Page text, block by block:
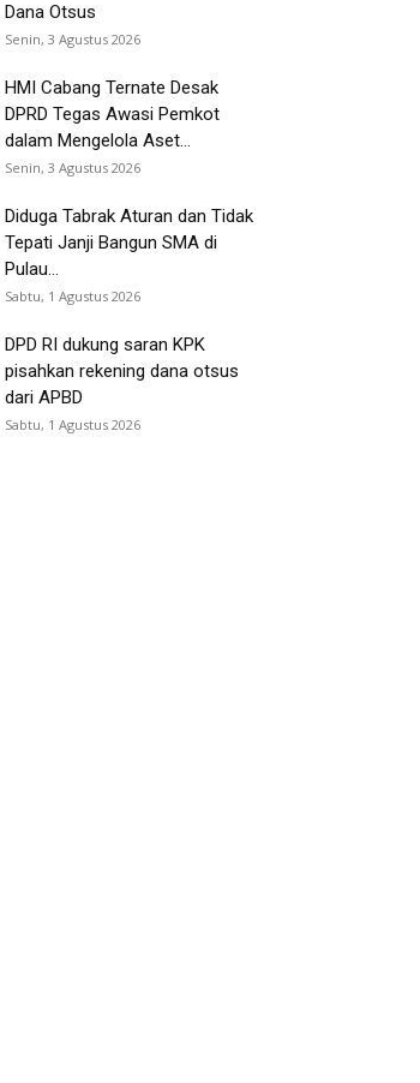
Dana Otsus
Senin, 3 Agustus 2026
HMI Cabang Ternate Desak
DPRD Tegas Awasi Pemkot
dalam Mengelola Aset...
Senin, 3 Agustus 2026
Diduga Tabrak Aturan dan Tidak
Tepati Janji Bangun SMA di
Pulau...
Sabtu, 1 Agustus 2026
DPD RI dukung saran KPK
pisahkan rekening dana otsus
dari APBD
Sabtu, 1 Agustus 2026